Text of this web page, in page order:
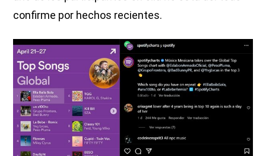
confirme por hechos recientes.